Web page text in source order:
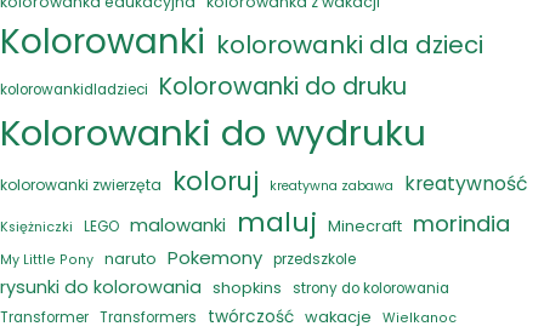
Kolorowanki kolorowanki dla dzieci
kolorowankidladzieci Kolorowanki do druku
Kolorowanki do wydruku
kolorowanki zwierzęta koloruj kreatywna zabawa kreatywność
Księżniczki LEGO malowanki maluj Minecraft morindia
My Little Pony naruto Pokemony przedszkole
rysunki do kolorowania shopkins
strony do kolorowania
Transformer Transformers twórczość wakacje Wielkanoc